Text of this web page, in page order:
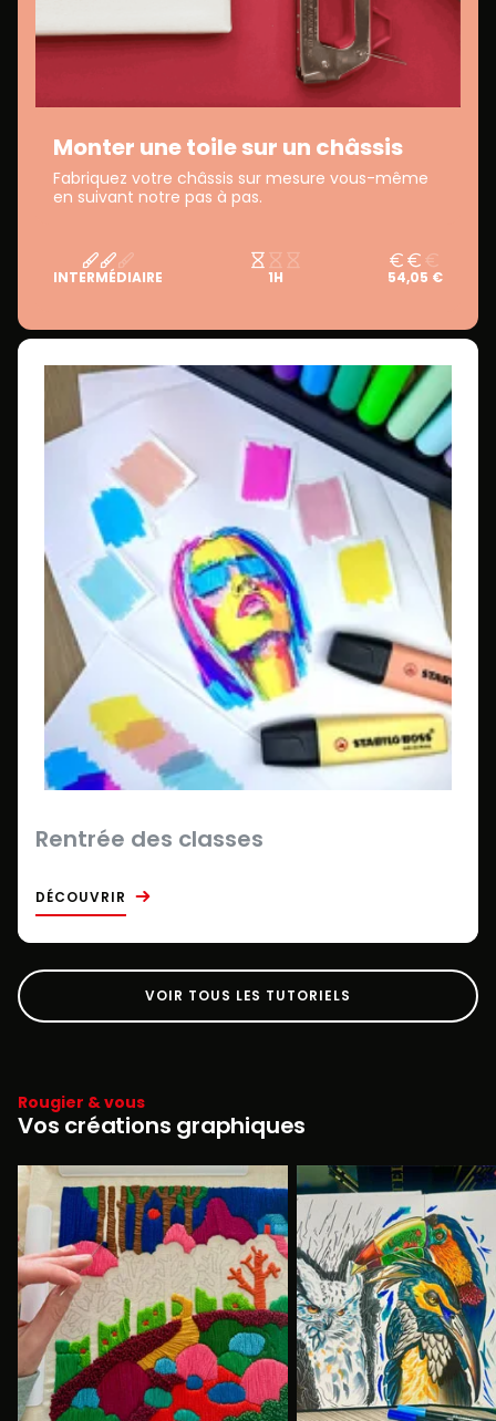
Monter une toile sur un châssis
Fabriquez votre châssis sur mesure vous-même
en suivant notre pas à pas.
INTERMÉDIAIRE 1H 54,05 €
Rentrée des classes
DÉCOUVRIR
VOIR TOUS LES TUTORIELS
Rougier & vous
Vos créations graphiques